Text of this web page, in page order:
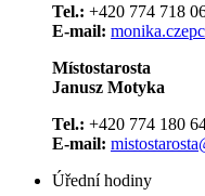
Tel.: +420 774 718
E-mail:
Místostarosta
Janusz Motyka
Tel.: +420 774 180
E-mail:
Úřední hodiny